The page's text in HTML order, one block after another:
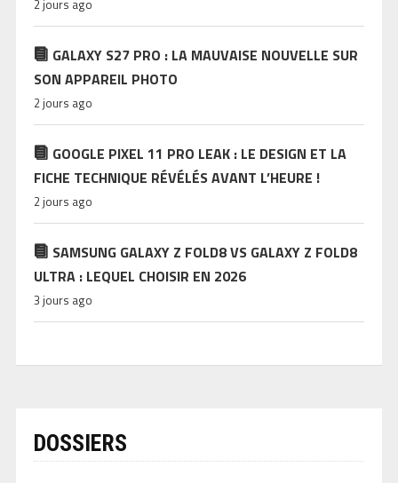
2 jours ago
GALAXY S27 PRO : LA MAUVAISE NOUVELLE SUR
SON APPAREIL PHOTO
2 jours ago
GOOGLE PIXEL 11 PRO LEAK : LE DESIGN ET LA
FICHE TECHNIQUE RÉVÉLÉS AVANT L’HEURE !
2 jours ago
SAMSUNG GALAXY Z FOLD8 VS GALAXY Z FOLD8
ULTRA : LEQUEL CHOISIR EN 2026
3 jours ago
DOSSIERS